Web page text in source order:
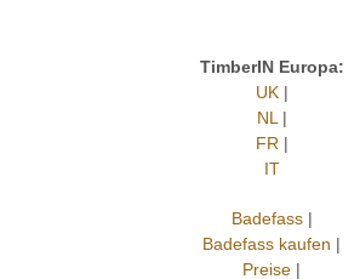
TimberIN Europa:
UK|
NL |
FR |
IT
Badefass|
Badefass kaufen |
Preise |